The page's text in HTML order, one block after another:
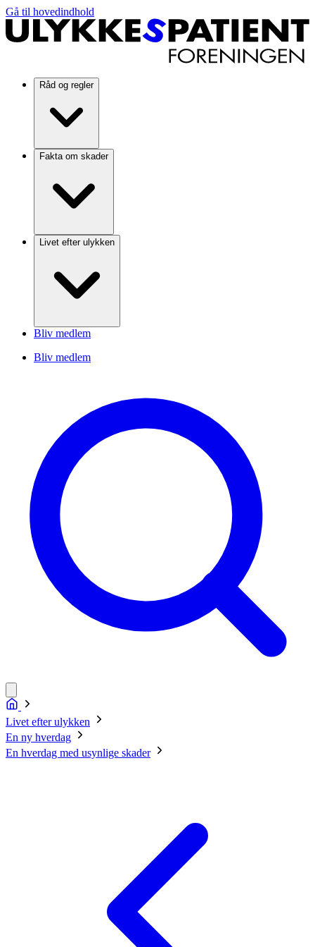
Gå til hovedindhold
Råd og regler
Fakta om skader
Livet efter ulykken
Bliv medlem
Bliv medlem
Livet efter ulykken
En ny hverdag
En hverdag med usynlige skader